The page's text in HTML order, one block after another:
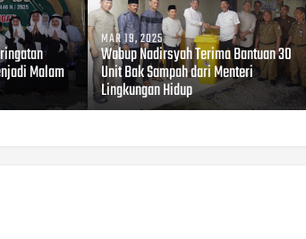
Malam
MAR 19, 2025
Wabup Nadirsyah Terima Bantuan 30
Unit Bak Sampah dari Menteri
Lingkungan Hidup